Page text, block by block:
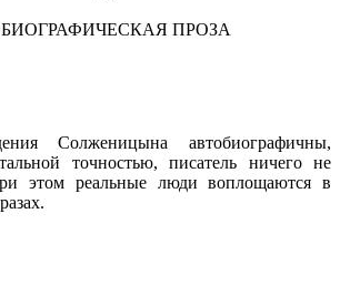
ПРОЗА
Солженицына автобиографичны,
точностью, писатель ничего не
этом реальные люди воплощаются в